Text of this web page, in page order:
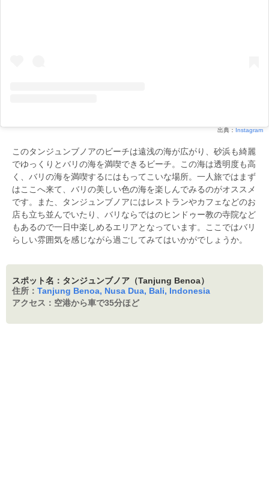
出典： Instagram
このタンジュンブノアのビーチは遠浅の海が広がり、砂浜も綺麗
でゆっくりとバリの海を満喫できるビーチ。この海は透明度も高
く、バリの海を満喫するにはもってこいな場所。一人旅ではまず
はここへ来て、バリの美しい色の海を楽しんでみるのがオススメ
です。また、タンジュンブノアにはレストランやカフェなどのお
店も立ち並んでいたり、バリならではのヒンドゥー教の寺院など
もあるので一日中楽しめるエリアとなっています。ここではバリ
らしい雰囲気を感じながら過ごしてみてはいかがでしょうか。
スポット名：タンジュンブノア（Tanjung Benoa）
住所： Tanjung Benoa, Nusa Dua, Bali, Indonesia
アクセス： 空港から車で35分ほど